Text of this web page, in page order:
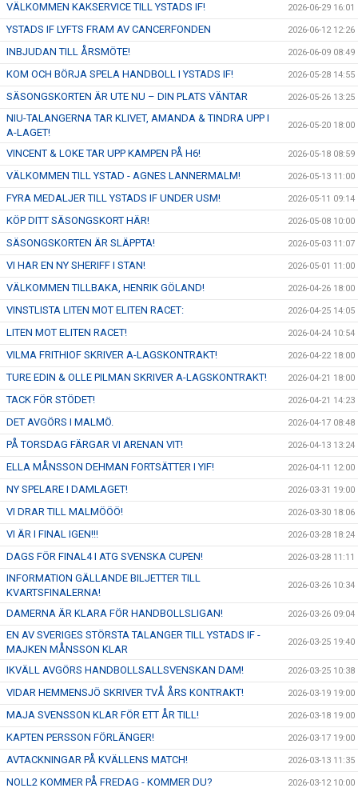
VÄLKOMMEN KAKSERVICE TILL YSTADS IF! 2026-06-29 16:01
YSTADS IF LYFTS FRAM AV CANCERFONDEN 2026-06-12 12:26
INBJUDAN TILL ÅRSMÖTE! 2026-06-09 08:49
KOM OCH BÖRJA SPELA HANDBOLL I YSTADS IF! 2026-05-28 14:55
SÄSONGSKORTEN ÄR UTE NU – DIN PLATS VÄNTAR 2026-05-26 13:25
NIU-TALANGERNA TAR KLIVET, AMANDA & TINDRA UPP I
A-LAGET!
2026-05-20 18:00
VINCENT & LOKE TAR UPP KAMPEN PÅ H6! 2026-05-18 08:59
VÄLKOMMEN TILL YSTAD - AGNES LANNERMALM! 2026-05-13 11:00
FYRA MEDALJER TILL YSTADS IF UNDER USM! 2026-05-11 09:14
KÖP DITT SÄSONGSKORT HÄR! 2026-05-08 10:00
SÄSONGSKORTEN ÄR SLÄPPTA! 2026-05-03 11:07
VI HAR EN NY SHERIFF I STAN! 2026-05-01 11:00
VÄLKOMMEN TILLBAKA, HENRIK GÖLAND! 2026-04-26 18:00
VINSTLISTA LITEN MOT ELITEN RACET: 2026-04-25 14:05
LITEN MOT ELITEN RACET! 2026-04-24 10:54
VILMA FRITHIOF SKRIVER A-LAGSKONTRAKT! 2026-04-22 18:00
TURE EDIN & OLLE PILMAN SKRIVER A-LAGSKONTRAKT! 2026-04-21 18:00
TACK FÖR STÖDET! 2026-04-21 14:23
DET AVGÖRS I MALMÖ. 2026-04-17 08:48
PÅ TORSDAG FÄRGAR VI ARENAN VIT! 2026-04-13 13:24
ELLA MÅNSSON DEHMAN FORTSÄTTER I YIF! 2026-04-11 12:00
NY SPELARE I DAMLAGET! 2026-03-31 19:00
VI DRAR TILL MALMÖÖÖ! 2026-03-30 18:06
VI ÄR I FINAL IGEN!!! 2026-03-28 18:24
DAGS FÖR FINAL4 I ATG SVENSKA CUPEN! 2026-03-28 11:11
INFORMATION GÄLLANDE BILJETTER TILL
KVARTSFINALERNA!
2026-03-26 10:34
DAMERNA ÄR KLARA FÖR HANDBOLLSLIGAN! 2026-03-26 09:04
EN AV SVERIGES STÖRSTA TALANGER TILL YSTADS IF -
MAJKEN MÅNSSON KLAR
2026-03-25 19:40
IKVÄLL AVGÖRS HANDBOLLSALLSVENSKAN DAM! 2026-03-25 10:38
VIDAR HEMMENSJÖ SKRIVER TVÅ ÅRS KONTRAKT! 2026-03-19 19:00
MAJA SVENSSON KLAR FÖR ETT ÅR TILL! 2026-03-18 19:00
KAPTEN PERSSON FÖRLÄNGER! 2026-03-17 19:00
AVTACKNINGAR PÅ KVÄLLENS MATCH! 2026-03-13 11:35
NOLL2 KOMMER PÅ FREDAG - KOMMER DU? 2026-03-12 10:00